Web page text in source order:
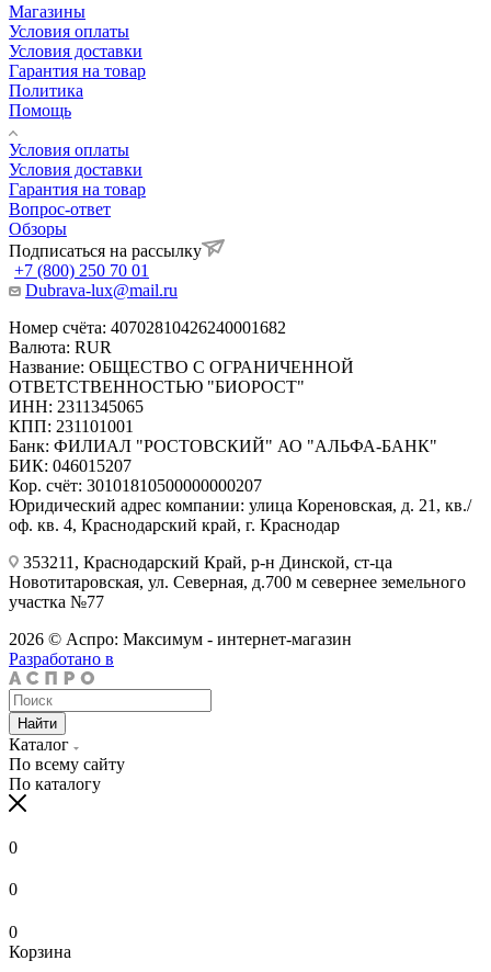
Магазины
Условия оплаты
Условия доставки
Гарантия на товар
Политика
Помощь
Условия оплаты
Условия доставки
Гарантия на товар
Вопрос-ответ
Обзоры
Подписаться на рассылку
+7 (800) 250 70 01
Dubrava-lux@mail.ru
Номер счёта: 40702810426240001682
Валюта: RUR
Название: ОБЩЕСТВО С ОГРАНИЧЕННОЙ
ОТВЕТСТВЕННОСТЬЮ "БИОРОСТ"
ИНН: 2311345065
КПП: 231101001
Банк: ФИЛИАЛ "РОСТОВСКИЙ" АО "АЛЬФА-БАНК"
БИК: 046015207
Кор. счёт: 30101810500000000207
Юридический адрес компании: улица Кореновская, д. 21, кв./
оф. кв. 4, Краснодарский край, г. Краснодар
353211, Краснодарский Край, р-н Динской, ст-ца
Новотитаровская, ул. Северная, д.700 м севернее земельного
участка №77
2026 © Аспро: Максимум - интернет-магазин
Разработано в
Найти
Каталог
По всему сайту
По каталогу
0
0
0
Корзина